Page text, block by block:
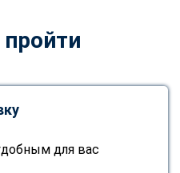
для вас